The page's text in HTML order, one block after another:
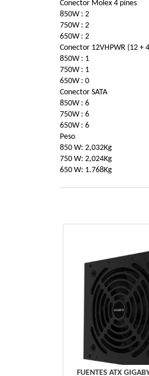
Conector Molex 4 pines
850W : 2
750W : 2
650W : 2
Conector 12VHPWR (12 +
850W : 1
750W : 1
650W : 0
Conector SATA
850W : 6
750W : 6
650W : 6
Peso
850 W: 2,032Kg
750 W: 2,024Kg
650 W: 1.768Kg
FUENTES ATX